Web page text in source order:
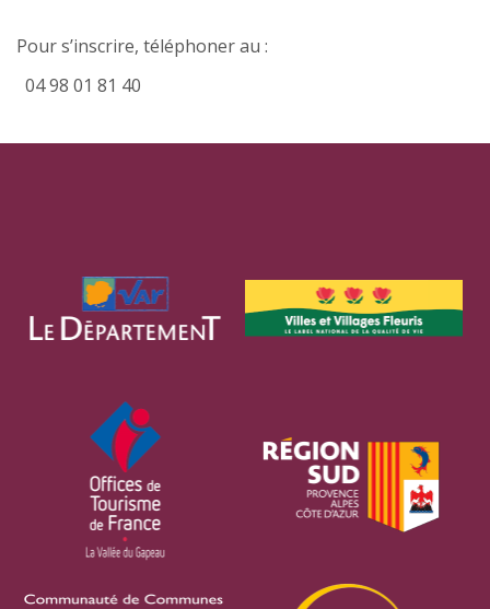
Pour s’inscrire, téléphoner au :
04 98 01 81 40